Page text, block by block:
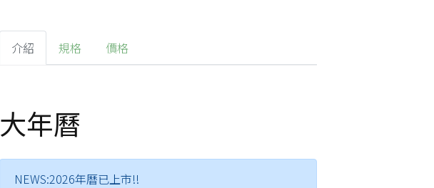
介紹 規格 價格
大年曆
NEWS:2026年曆已上市!!